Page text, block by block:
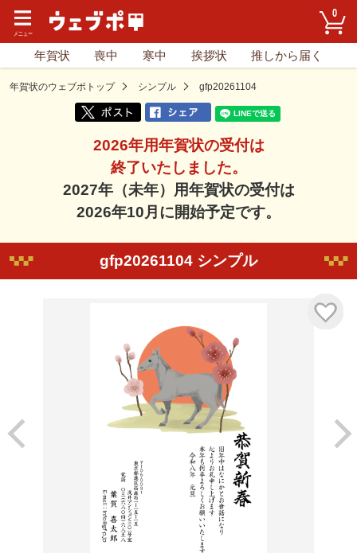
0
年賀状 喪中 寒中 挨拶状 推しから届く
年賀状のウェブポトップ シンプル gfp20261104
2026年用年賀状の受付は
終了いたしました。
2027年（未年）用年賀状の受付は
2026年10月に開始予定です。
gfp20261104 シンプル